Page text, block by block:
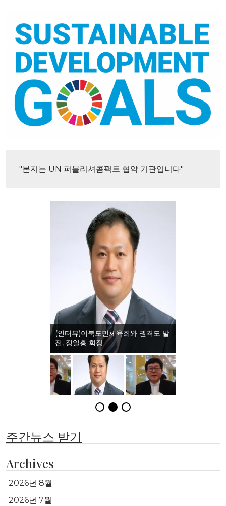
"본지는 UN 퍼블리셔콤팩트 협약 기관입니다"
(인터뷰)이북도민체육회와 권격도 발
전, 정일홍 회장
주간뉴스 받기
Archives
2026년 8월
2026년 7월